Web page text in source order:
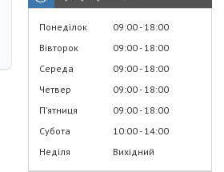
Понеділок 09:00 18:00
Вівторок
09:00 18:00
Середа
09:00 18:00
Четвер
09:00 18:00
Пʼятниця
09:00 18:00
Субота
10:00 14:00
Неділя
Вихідний